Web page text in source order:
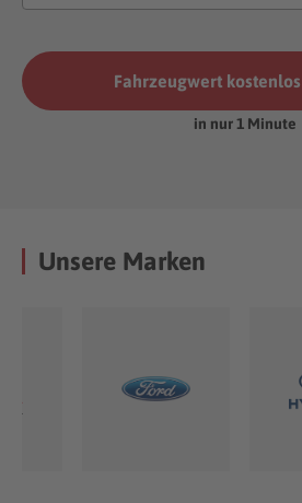
Fahrzeugwert
in nur 1 Minute
Unsere Marken